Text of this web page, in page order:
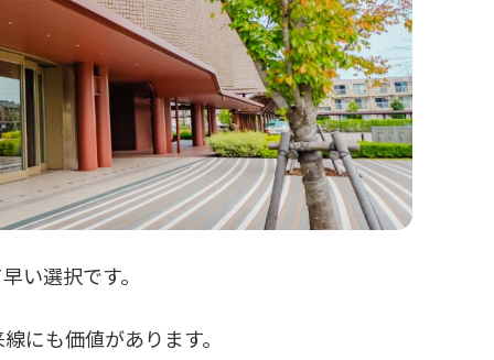
い選択です。
にも価値があります。